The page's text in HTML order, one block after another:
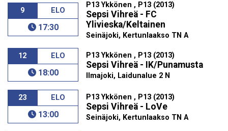
9 ELO
17:30
P13 Ykkönen , P13 (2013)
Sepsi Vihreä - FC
Ylivieska/Keltainen
Seinäjoki, Kertunlaakso TN A
12 ELO
18:00
P13 Ykkönen , P13 (2013)
Sepsi Vihreä - IK/Punamusta
Ilmajoki, Laidunalue 2 N
23 ELO
13:00
P13 Ykkönen , P13 (2013)
Sepsi Vihreä - LoVe
Seinäjoki, Kertunlaakso TN A